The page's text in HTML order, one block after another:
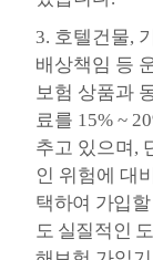
3. 호텔건물,
배상책임 등
보험 상품과
료를 15% ~
추고 있으며 ,
인 위험에 대
택하여 가입할
도 실질적인